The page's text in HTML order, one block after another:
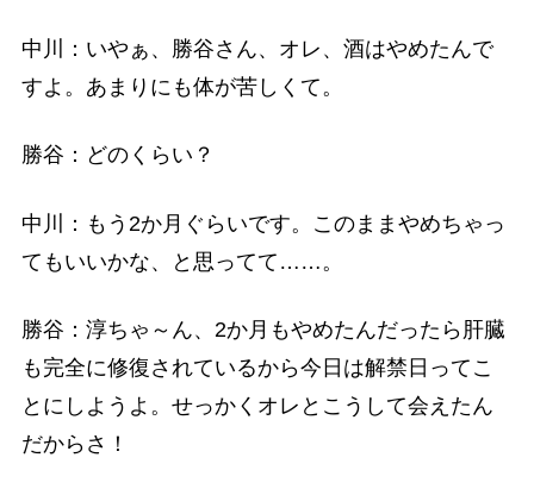
中川：いやぁ、勝谷さん、オレ、酒はやめたんで
すよ。あまりにも体が苦しくて。
勝谷：どのくらい？
中川：もう2か月ぐらいです。このままやめちゃっ
てもいいかな、と思ってて……。
勝谷：淳ちゃ～ん、2か月もやめたんだったら肝臓
も完全に修復されているから今日は解禁日ってこ
とにしようよ。せっかくオレとこうして会えたん
だからさ！